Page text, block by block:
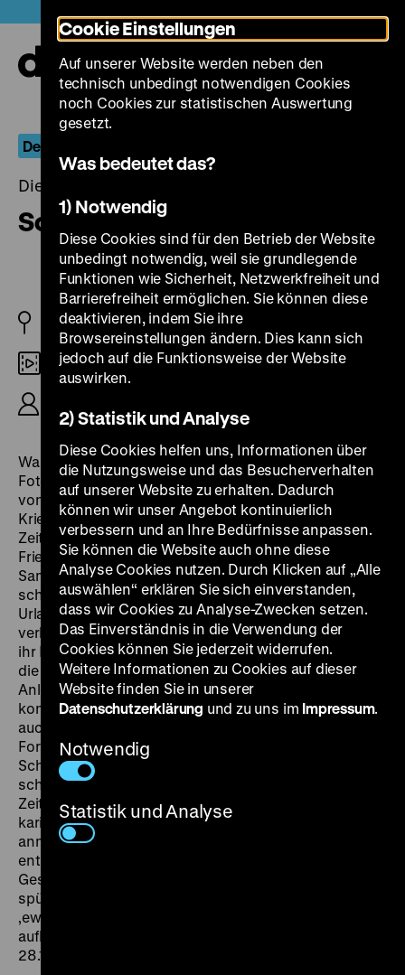
zum
Seiteninhalt
springen
Der globale Krieg
Dienstag, 15. Juli 2014, 20.00 - 00.00 Uhr
Schlachtenbummel
BRD 1980
16mm
Was bleibt 70 Jahre später vom Krieg? Erinnerungen,
Fotos und Postkarten, Patronenhülsen und Splitter
von Granaten in einem Acker. Ausgehend vom
Kriegstagebuch seines Großvaters hat Thomas Frickel
Zeitzeugen befragt, sich auf die Schlachtfelder und
Friedhöfe in Belgien und Frankreich begeben, mit
Sammlern von Waffen und Orden gesprochen. Er
schaut Touristen und Hobbyhistorikern zu, die ihren
Urlaub an den Schauplätzen des Weltkriegs
verbringen. Und den Kühen, die weiden, wo Tausende
ihr Leben ließen. Die alten und neuen Filmaufnahmen,
die Texte und Töne hat Frickel so montiert, dass
Anleihen bei Brecht und Kluge erkennbar sind:
kontrastierend, kommentierend, auch ironisch. Ein Film
auch über die Vergesslichkeit und das lange
Fortwirken des Militarismus. Statt eines
Schaufensterbummels also ein Schlachtenbummel mit
schweifendem Blick nach vorn und zurück, „eine
Zeitreise mit Querverweisen, aktuellen Bezügen, mit
karikierenden, gelegentlich kabarettistisch
anmutenden Szenen (...). Das Resultat: eine
entlarvende Collage zur deutschen, zur europäischen
Geschichte. Entlarvend deshalb, weil immer wieder
spürbar wurde, wie das vermeintlich absterbende
‚ewig Gestrige’ in immer wieder neuem Gewand
auflebt.“ (Hans Heinrich Obuch,
28.12.1989) (ps)
Cookie Einstellungen
Auf unserer Website werden neben den
technisch unbedingt notwendigen Cookies
noch Cookies zur statistischen Auswertung
gesetzt.
Was bedeutet das?
1) Notwendig
Diese Cookies sind für den Betrieb der Website
unbedingt notwendig, weil sie grundlegende
Funktionen wie Sicherheit, Netzwerkfreiheit und
Barrierefreiheit ermöglichen. Sie können diese
deaktivieren, indem Sie ihre
Browsereinstellungen ändern. Dies kann sich
jedoch auf die Funktionsweise der Website
auswirken.
2) Statistik und Analyse
Diese Cookies helfen uns, Informationen über
die Nutzungsweise und das Besucherverhalten
auf unserer Website zu erhalten. Dadurch
können wir unser Angebot kontinuierlich
verbessern und an Ihre Bedürfnisse anpassen.
Sie können die Website auch ohne diese
Analyse Cookies nutzen. Durch Klicken auf „Alle
auswählen“ erklären Sie sich einverstanden,
dass wir Cookies zu Analyse-Zwecken setzen.
Das Einverständnis in die Verwendung der
Cookies können Sie jederzeit widerrufen.
Weitere Informationen zu Cookies auf dieser
Website finden Sie in unserer
Datenschutzerklärung und zu uns im Impressum.
Notwendig
Statistik und Analyse